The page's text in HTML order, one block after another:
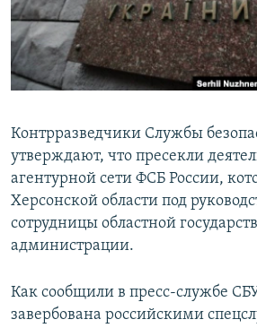
ПОБЕДИТЕЛЕЙ НЕ СУДЯТ?
КРЫМ.НЕПОКОРЕННЫЙ
ELIFBE
ПРИСОЕДИНЯЙТЕСЬ!
Все сайты RFE/RL
Контрразведчики Службы
утверждают, что пресекли
агентурной сети ФСБ России,
Херсонской области под
сотрудницы областной
администрации.
Как сообщили в пресс-службе
завербована российскими